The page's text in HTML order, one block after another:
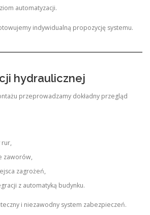
automatyzacji.
indywidualną propozycję systemu.
hydraulicznej
przeprowadzamy dokładny przegląd
rur,
zaworów,
zagrożeń,
z automatyką budynku.
i niezawodny system zabezpieczeń.